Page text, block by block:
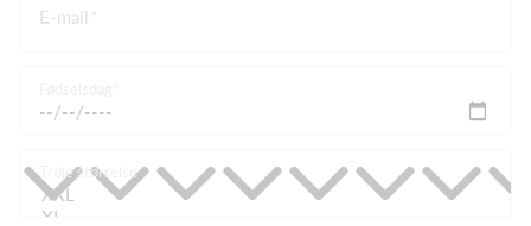
E-mail
Trøje størrelse